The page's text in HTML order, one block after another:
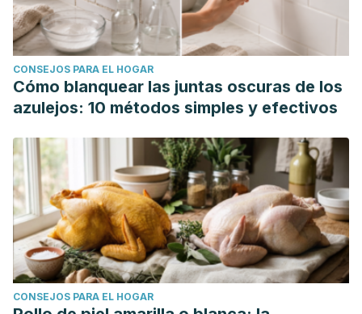
CONSEJOS PARA EL HOGAR
Cómo blanquear las juntas oscuras de los
azulejos: 10 métodos simples y efectivos
CONSEJOS PARA EL HOGAR